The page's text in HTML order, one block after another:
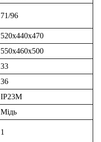
71/96
520х440х470
550х460х500
33
36
IP23M
Мідь
1